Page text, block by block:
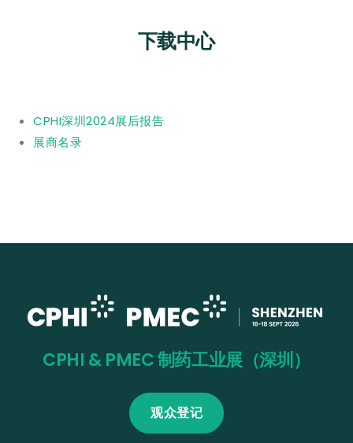
下载中心
CPHI深圳2024展后报告
展商名录
CPHI & PMEC 制药工业展（深圳）
观众登记